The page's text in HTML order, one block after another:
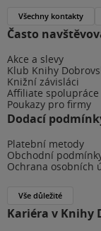
Často
Akce a slevy
Klub Knihy
Knižní závisláci
Affiliate spolupráce
Poukazy pro firmy
Dodací
Platební metody
Obchodní
Ochrana osobních
Vše důležité
Kariéra v Knihy
Všechny kontakty